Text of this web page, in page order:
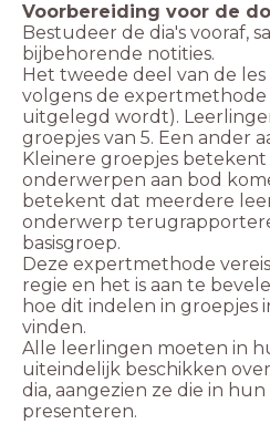
Voorbereiding voor de
Bestudeer de dia's vooraf,
bijbehorende notities.
Het tweede deel van de
volgens de expertmethode
uitgelegd wordt).
groepjes van 5. Een ander
Kleinere groepjes
onderwerpen aan bod
betekent dat meerdere
onderwerp
basisgroep.
Deze expertmethode
regie en het is aan te
hoe dit indelen in groepjes
vinden.
Alle leerlingen moeten in
uiteindelijk beschikken
dia, aangezien ze die in
presenteren.